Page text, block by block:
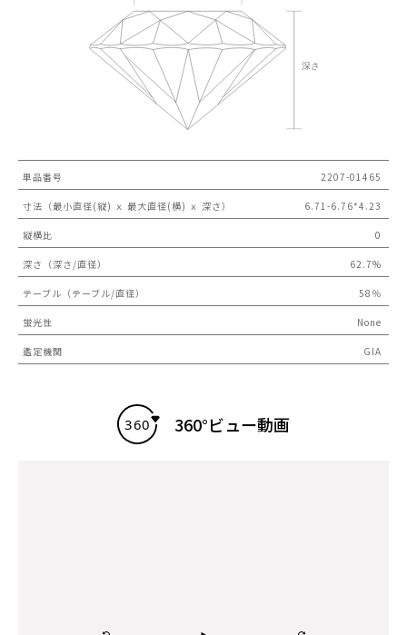
単品番号 2207-01465
寸法（最小直径(縦) ｘ 最大直径(横) ｘ 深さ） 6.71-6.76*4.23
縦横比 0
深さ（深さ/直径） 62.7%
テーブル（テーブル/直径） 58％
蛍光性 None
鑑定機関 GIA
360°ビュー動画